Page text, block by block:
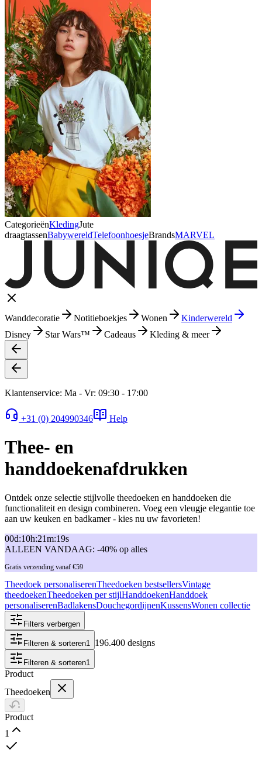
CategorieënKledingJute
draagtassenBabywereldTelefoonhoesjeBrandsMARVEL
Wanddecoratie Notitieboekjes Wonen
Kinderwereld
Disney
Star Wars™ Cadeaus Kleding & meer
Klantenservice: Ma - Vr: 09:30 - 17:00
+31 (0) 204990346 Help
Thee- en
handdoekenafdrukken
Ontdek onze selectie stijlvolle theedoeken en handdoeken die
functionaliteit en design combineren. Voeg een vleugje elegantie toe
aan uw keuken en badkamer - kies nu uw favorieten!
00d:10h:21m:19s
ALLEEN VANDAAG: -40% op alles
Gratis verzending vanaf €59
Theedoek personaliserenTheedoeken bestsellersVintage
theedoekenTheedoeken per stijlHanddoekenHanddoek
personaliserenBadlakensDouchegordijnenKussensWonen collectie
Filters verbergen
Filteren & sorteren1 196.400 designs
Filteren & sorteren1
Product
Theedoeken
Product
1